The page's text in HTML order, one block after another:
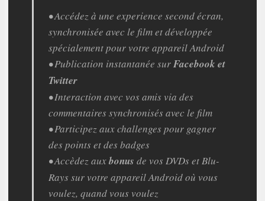
• Accédez à une experience second écran,
synchronisée avec le film et développée
spécialement pour votre appareil Android
• Publication instantanée surFacebook et
Twitter
• Interaction avec vos amis via des
commentaires synchronisés avec le film
• Participez aux challenges pour gagner
des points et des badges
• Accèdez auxbonus de vos DVDs et Blu-
Rays sur votre appareil Android où vous
voulez, quand vous voulez